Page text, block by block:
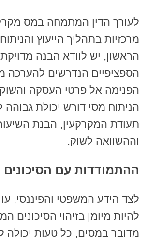
לעורך הדין המתמחה במס
מרכזיות בתהליך הייעוץ
הראשון, יש לוודא הבנה
הספציפיים הנדרשים להערכה
הפנימה אל פרטי העסקה
הניתוח מסי דורש יכולת גבוהה
תעודת המקרקעין, הבנת
וההשוואה לשוק.
ההתמודדות עם הסיכונים
לצד הידע המשפטי והפיננסי,
להיות מיומן בזיהוי הסיכונים
מדובר במסים, כל טעות יכולה